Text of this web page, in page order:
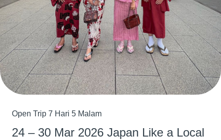
Open Trip 7 Hari 5 Malam
24 – 30 Mar 2026 Japan Like a Local